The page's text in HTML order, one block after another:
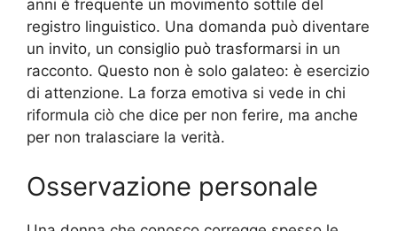
anni è frequente un movimento sottile del
registro linguistico. Una domanda può diventare
un invito, un consiglio può trasformarsi in un
racconto. Questo non è solo galateo: è esercizio
di attenzione. La forza emotiva si vede in chi
riformula ciò che dice per non ferire, ma anche
per non tralasciare la verità.
Osservazione personale